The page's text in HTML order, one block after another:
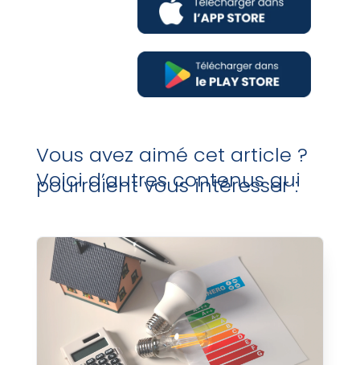
Vous avez aimé cet article ?
Voici d’autres contenus qui
pourraient vous intéresser :